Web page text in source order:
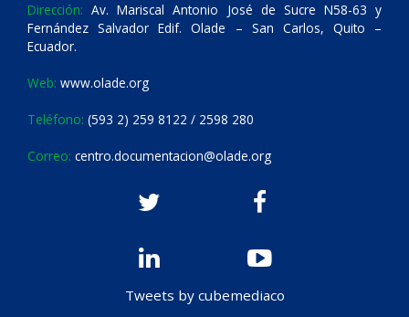
Dirección: Av. Mariscal Antonio José de Sucre N58-63 y
Fernández Salvador Edif. Olade – San Carlos, Quito –
Ecuador.
Web: www.olade.org
Teléfono: (593 2) 259 8122 / 2598 280
Correo: centro.documentacion@olade.org
Tweets by cubemediaco